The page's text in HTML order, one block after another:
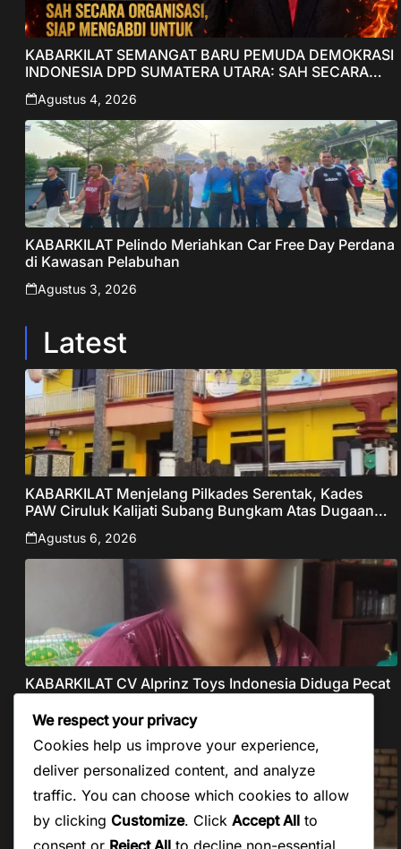
KABARKILAT SEMANGAT BARU PEMUDA DEMOKRASI
INDONESIA DPD SUMATERA UTARA: SAH SECARA
ORGANISASI, SIAP MENGABDI UNTUK RAKYAT DAN
INDONESIA
Agustus 4, 2026
KABARKILAT Pelindo Meriahkan Car Free Day Perdana
di Kawasan Pelabuhan
Agustus 3, 2026
Latest
KABARKILAT Menjelang Pilkades Serentak, Kades
PAW Ciruluk Kalijati Subang Bungkam Atas Dugaan
Pungli dan Nepotisme Yang Disorot Warganet
Agustus 6, 2026
KABARKILAT CV Alprinz Toys Indonesia Diduga Pecat
Agustus 5, 2026
We respect your privacy
Cookies help us improve your experience,
deliver personalized content, and analyze
traffic. You can choose which cookies to allow
by clicking Customize. Click Accept All to
consent or Reject All to decline non-essential